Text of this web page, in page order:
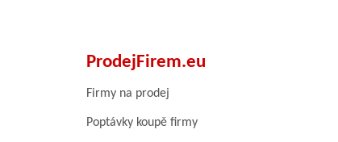
ProdejFirem.eu
Firmy na prodej
Poptávky koupě firmy